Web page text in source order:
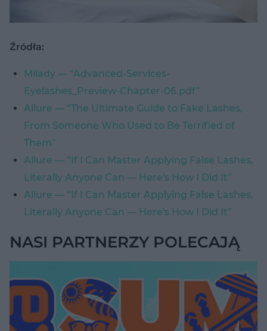
Źródła:
Milady — “Advanced-Services-
Eyelashes_Preview-Chapter-06.pdf”
Allure — “The Ultimate Guide to Fake Lashes,
From Someone Who Used to Be Terrified of
Them”
Allure — “If I Can Master Applying False Lashes,
Literally Anyone Can — Here's How I Did It”
Allure — “If I Can Master Applying False Lashes,
Literally Anyone Can — Here's How I Did It”
NASI PARTNERZY POLECAJĄ